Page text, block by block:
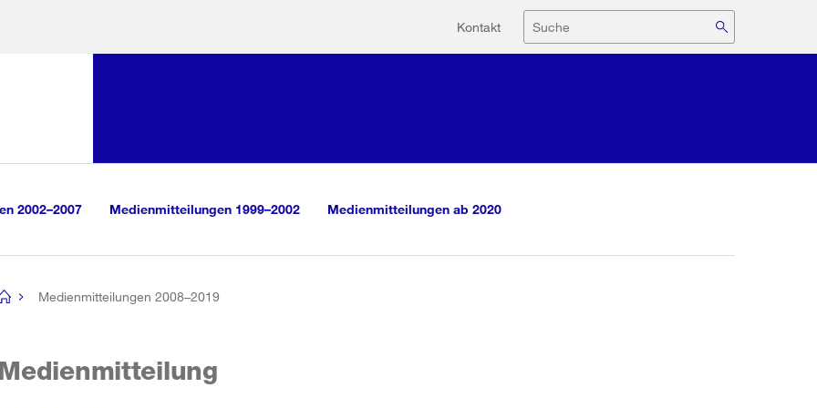
Hilfsnavigation
Kontakt Suche
2002–2007 Medienmitteilungen 1999–2002 Medienmitteilungen ab 2020
Medienmitteilungen 2008–2019